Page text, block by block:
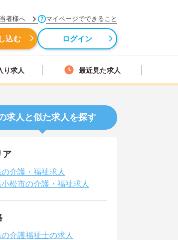
者様へ マイページでできること
込む ログイン
り求人 最近見た求人
求人と似た求人を探す
ア
介護・福祉求人
松市の介護・福祉求人
介護福祉士の求人